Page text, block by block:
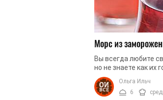
Морс из
Вы всегда любите
но не знаете как их
вас научим
вкусный морс из
Ольга Ильч
6